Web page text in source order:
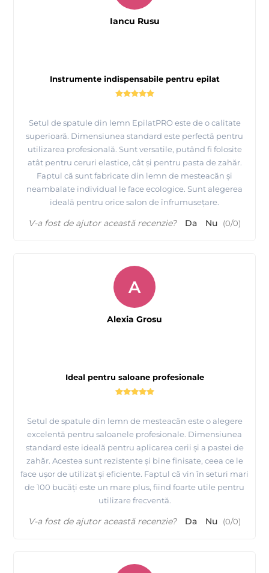
Instrumente indispensabile pentru epilat
Setul de spatule din lemn EpilatPRO este de o calitate
superioară. Dimensiunea standard este perfectă pentru
utilizarea profesională. Sunt versatile, putând fi folosite
atât pentru ceruri elastice, cât și pentru pasta de zahăr.
Faptul că sunt fabricate din lemn de mesteacăn și
neambalate individual le face ecologice. Sunt alegerea
ideală pentru orice salon de înfrumusețare.
Iancu Rusu
V-a fost de ajutor această recenzie? Da Nu (0/0)
Ideal pentru saloane profesionale
Setul de spatule din lemn de mesteacăn este o alegere
excelentă pentru saloanele profesionale. Dimensiunea
standard este ideală pentru aplicarea cerii și a pastei de
zahăr. Acestea sunt rezistente și bine finisate, ceea ce le
face ușor de utilizat și eficiente. Faptul că vin în seturi mari
de 100 bucăți este un mare plus, fiind foarte utile pentru
utilizare frecventă.
A
Alexia Grosu
V-a fost de ajutor această recenzie? Da Nu (0/0)